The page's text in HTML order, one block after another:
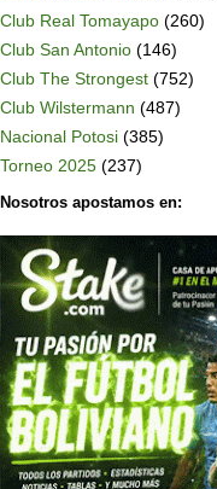
Club Real Tomayapo (260)
Club San Antonio (146)
Club The Strongest (752)
Club Wilstermann (487)
Nacional Potosi (385)
Torneo 2025 (237)
Nosotros apostamos en: